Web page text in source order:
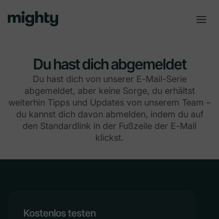
Du hast dich abgemeldet
Du hast dich von unserer E-Mail-Serie
abgemeldet, aber keine Sorge, du erhältst
weiterhin Tipps und Updates von unserem Team –
du kannst dich davon abmelden, indem du auf
den Standardlink in der Fußzeile der E-Mail
klickst.
Kostenlos testen